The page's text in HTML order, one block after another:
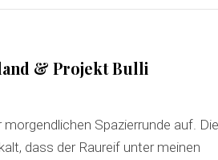
& Projekt Bulli
Spazierrunde auf. Die
dass der Raureif unter meinen